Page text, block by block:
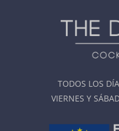
TODOS LOS
VIERNES Y